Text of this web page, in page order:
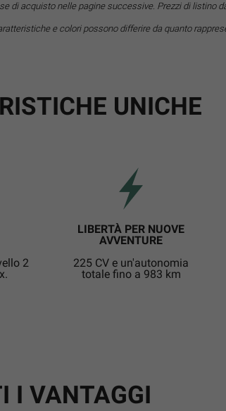
di acquisto nelle pagine successive. Prezzi di listino
e colori possono differire da quanto
UNICHE
2
LIBERTÀ PER NUOVE
AVVENTURE
225 CV e un'autonomia
totale fino a 983 km
I VANTAGGI